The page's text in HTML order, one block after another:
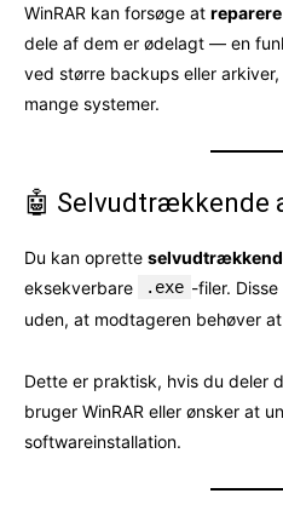
WinRAR kan forsøge at
dele af dem er ødelagt — en
ved større backups eller
mange systemer.
🤖 Selvudtrækkende
Du kan oprette
eksekverbare
.exe -filer.
uden, at modtageren behøver
Dette er praktisk, hvis du deler
bruger WinRAR eller ønsker at
softwareinstallation.